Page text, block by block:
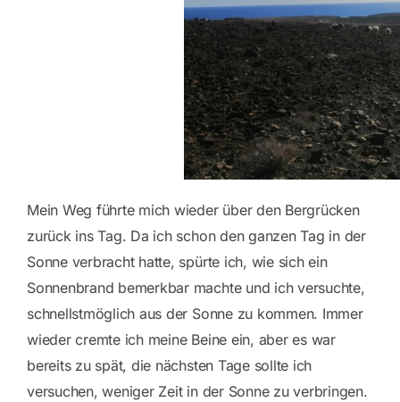
Mein Weg führte mich wieder über den Bergrücken
zurück ins Tag. Da ich schon den ganzen Tag in der
Sonne verbracht hatte, spürte ich, wie sich ein
Sonnenbrand bemerkbar machte und ich versuchte,
schnellstmöglich aus der Sonne zu kommen. Immer
wieder cremte ich meine Beine ein, aber es war
bereits zu spät, die nächsten Tage sollte ich
versuchen, weniger Zeit in der Sonne zu verbringen.